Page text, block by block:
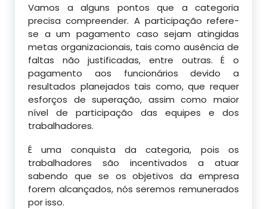
Vamos a alguns pontos que a categoria
precisa compreender. A participação refere-
se a um pagamento caso sejam atingidas
metas organizacionais, tais como ausência de
faltas não justificadas, entre outras. É o
pagamento aos funcionários devido a
resultados planejados tais como, que requer
esforços de superação, assim como maior
nível de participação das equipes e dos
trabalhadores.
É uma conquista da categoria, pois os
trabalhadores são incentivados a atuar
sabendo que se os objetivos da empresa
forem alcançados, nós seremos remunerados
por isso.